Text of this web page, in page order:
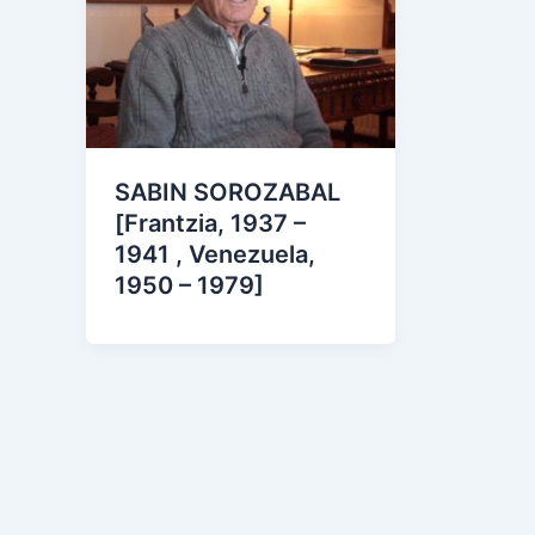
SABIN SOROZABAL
[Frantzia, 1937 –
1941 , Venezuela,
1950 – 1979]